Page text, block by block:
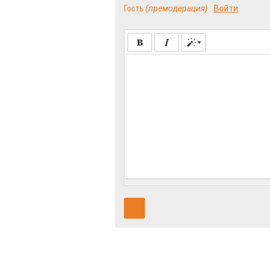
Гость (премодерация) Войти